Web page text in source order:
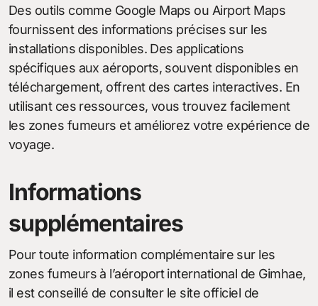
Des outils comme Google Maps ou Airport Maps
fournissent des informations précises sur les
installations disponibles. Des applications
spécifiques aux aéroports, souvent disponibles en
téléchargement, offrent des cartes interactives. En
utilisant ces ressources, vous trouvez facilement
les zones fumeurs et améliorez votre expérience de
voyage.
Informations
supplémentaires
Pour toute information complémentaire sur les
zones fumeurs à l’aéroport international de Gimhae,
il est conseillé de consulter le site officiel de